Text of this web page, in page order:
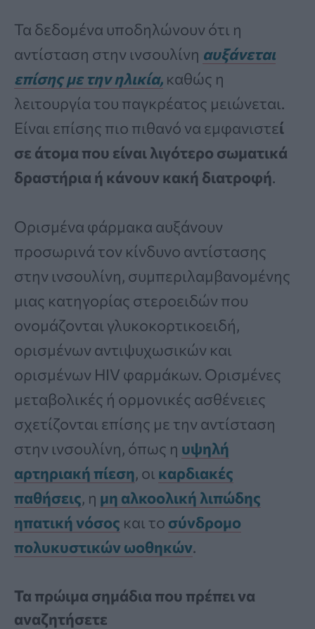
Τα δεδομένα υποδηλώνουν ότι η
αντίσταση στην ινσουλίνη αυξάνεται
επίσης με την ηλικία, καθώς η
λειτουργία του παγκρέατος μειώνεται.
Είναι επίσης πιο πιθανό να εμφανιστεί
σε άτομα που είναι λιγότερο σωματικά
δραστήρια ή κάνουν κακή διατροφή.
Ορισμένα φάρμακα αυξάνουν
προσωρινά τον κίνδυνο αντίστασης
στην ινσουλίνη, συμπεριλαμβανομένης
μιας κατηγορίας στεροειδών που
ονομάζονται γλυκοκορτικοειδή,
ορισμένων αντιψυχωσικών και
ορισμένων HIV φαρμάκων. Ορισμένες
μεταβολικές ή ορμονικές ασθένειες
σχετίζονται επίσης με την αντίσταση
στην ινσουλίνη, όπως η υψηλή
αρτηριακή πίεση, οι καρδιακές
παθήσεις, η μη αλκοολική λιπώδης
ηπατική νόσος και το σύνδρομο
πολυκυστικών ωοθηκών.
Τα πρώιμα σημάδια που πρέπει να
αναζητήσετε